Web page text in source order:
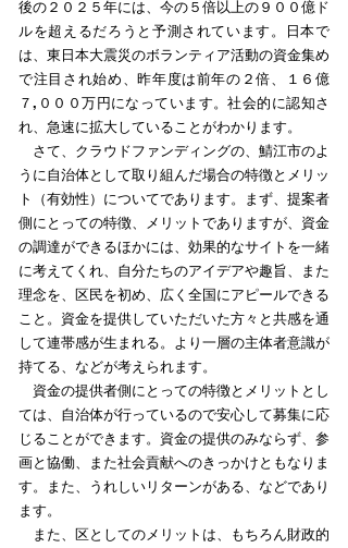
後の２０２５年には、今の５倍以上の９００億ド
ルを超えるだろうと予測されています。日本で
は、東日本大震災のボランティア活動の資金集め
で注目され始め、昨年度は前年の２倍、１６億
７,０００万円になっています。社会的に認知さ
れ、急速に拡大していることがわかります。
さて、クラウドファンディングの、鯖江市のよ
うに自治体として取り組んだ場合の特徴とメリッ
ト（有効性）についてであります。まず、提案者
側にとっての特徴、メリットでありますが、資金
の調達ができるほかには、効果的なサイトを一緒
に考えてくれ、自分たちのアイデアや趣旨、また
理念を、区民を初め、広く全国にアピールできる
こと。資金を提供していただいた方々と共感を通
して連帯感が生まれる。より一層の主体者意識が
持てる、などが考えられます。
資金の提供者側にとっての特徴とメリットとし
ては、自治体が行っているので安心して募集に応
じることができます。資金の提供のみならず、参
画と協働、また社会貢献へのきっかけともなりま
す。また、うれしいリターンがある、などであり
ます。
また、区としてのメリットは、もちろん財政的